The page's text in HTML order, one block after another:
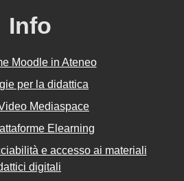
Info
Moodle in Ateneo
per la didattica
Mediaspace
Elearning
e accesso ai materiali
digitali